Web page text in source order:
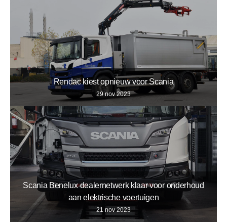
Rendac kiest opnieuw voor Scania
29 nov 2023
Scania Benelux dealernetwerk klaar voor onderhoud
aan elektrische voertuigen
21 nov 2023